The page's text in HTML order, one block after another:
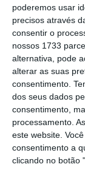
poderemos usar
precisos através
consentir o
nossos 1733
alternativa, pode
alterar as suas
consentimento.
dos seus dados
consentimento,
processamento.
este website.
consentimento a
clicando no botão
Oestudo
importados
total de
combustível
equivalente
cisterna.
impacto
bem como
de